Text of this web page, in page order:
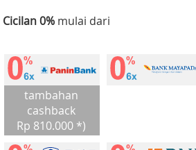
Cicilan 0% mulai dari
tambahan
cashback
Rp 810.000 *)